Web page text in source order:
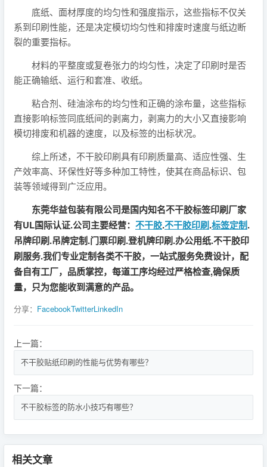
底纸、面材厚度的均匀性和强度指示，这些指标不仅关
系到印刷性能，还是决定模切均匀性和排废时速度与纸边断
裂的重要指标。
材料的平整度或复卷张力的均匀性，决定了印刷时是否
能正确输纸、运行和套准、收纸。
粘合剂、硅油涂布的均匀性和正确的涂布量，这些指标
直接影响标签同底纸间的剥离力，剥离力的大小又直接影响
模切排废和机器的速度，以及标签的出标状况。
综上所述，不干胶印刷具有印刷质量高、适应性强、生
产效率高、环保性好等多种加工特性，使其在商品标识、包
装等领域得到广泛应用。
东莞华益包装有限公司是国内知名不干胶标签印刷厂家
有UL国际认证.公司主要经营： 不干胶.不干胶印刷.标签定制.
吊牌印刷.吊牌定制.门票印刷.登机牌印刷.办公用纸.不干胶印
刷服务.我们专业定制各类不干胶，一站式服务免费设计，配
备自有工厂，品质掌控，每道工序均经过严格检查,确保质
量，只为您能收到满意的产品。
分享： FacebookTwitterLinkedIn
上一篇：
不干胶贴纸印刷的性能与优势有哪些？
下一篇：
不干胶标签的防水小技巧有哪些？
相关文章